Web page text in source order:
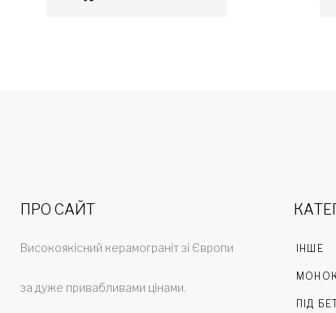
ПРО САЙТ
Високоякісний керамограніт зі Європи
за дуже привабливами цінами.
ІНШЕ
ПІД